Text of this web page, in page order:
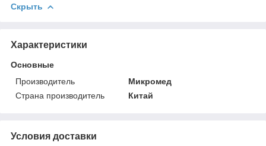
Скрыть
Характеристики
Основные
Производитель
Микромед
Страна производитель
Китай
Условия доставки